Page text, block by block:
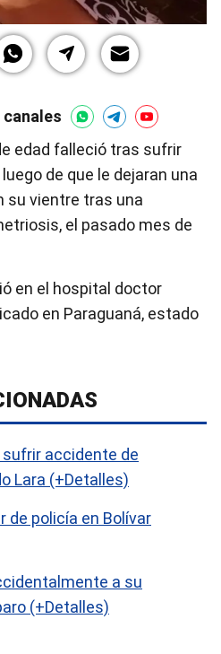
edad falleció tras sufrir
de que le dejaran una
su vientre tras una
el pasado mes de
en el hospital doctor
en Paraguaná, estado
accidente de
Lara (+Detalles)
de policía en Bolívar
a su
(+Detalles)